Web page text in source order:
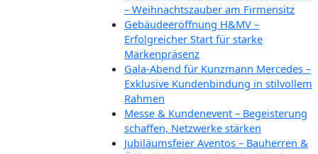
– Weihnachtszauber am Firmensitz
Gebäudeeröffnung H&MV –
Erfolgreicher Start für starke
Markenpräsenz
Gala-Abend für Kunzmann Mercedes –
Exklusive Kundenbindung in stilvollem
Rahmen
Messe & Kundenevent – Begeisterung
schaffen, Netzwerke stärken
Jubiläumsfeier Aventos – Bauherren &